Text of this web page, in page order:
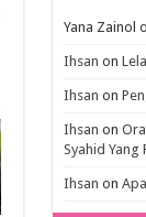
Yana Zainol
Ihsan on
Ihsan on
Ihsan on
Syahid Yang
Ihsan on